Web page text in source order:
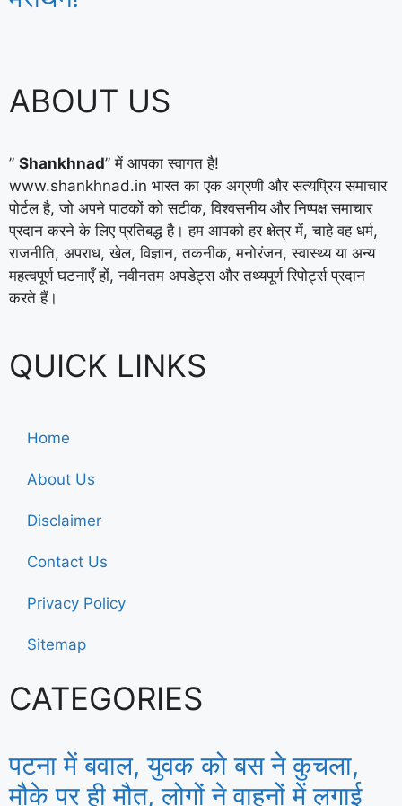
ABOUT US
” Shankhnad” में आपका स्वागत है!
www.shankhnad.in भारत का एक अग्रणी और सत्यप्रिय समाचार
पोर्टल है, जो अपने पाठकों को सटीक, विश्वसनीय और निष्पक्ष समाचार
प्रदान करने के लिए प्रतिबद्ध है। हम आपको हर क्षेत्र में, चाहे वह धर्म,
राजनीति, अपराध, खेल, विज्ञान, तकनीक, मनोरंजन, स्वास्थ्य या अन्य
महत्वपूर्ण घटनाएँ हों, नवीनतम अपडेट्स और तथ्यपूर्ण रिपोर्ट्स प्रदान
करते हैं।
QUICK LINKS
Home
About Us
Disclaimer
Contact Us
Privacy Policy
Sitemap
CATEGORIES
पटना में बवाल, युवक को बस ने कुचला,
मौके पर ही मौत, लोगों ने वाहनों में लगाई